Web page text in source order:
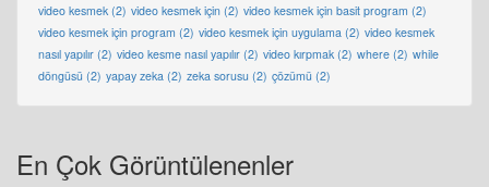
video kesmek (2) video kesmek için (2) video kesmek için basit program (2)
video kesmek için program (2) video kesmek için uygulama (2) video kesmek
nasıl yapılır (2) video kesme nasıl yapılır (2) video kırpmak (2) where (2) while
döngüsü (2) yapay zeka (2) zeka sorusu (2) çözümü (2)
En Çok Görüntülenenler